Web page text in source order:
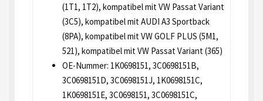
(1T1, 1T2), kompatibel mit VW Passat Variant
(3C5), kompatibel mit AUDI A3 Sportback
(8PA), kompatibel mit VW GOLF PLUS (5M1,
521), kompatibel mit VW Passat Variant (365)
OE-Nummer: 1K0698151, 3C0698151B,
3C0698151D, 3C0698151J, 1K0698151C,
1K0698151E, 3C0698151, 3C0698151C,